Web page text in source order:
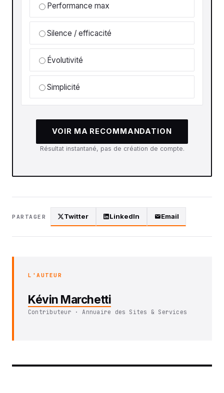
Performance max
Silence / efficacité
Évolutivité
Simplicité
VOIR MA RECOMMANDATION
Résultat instantané, pas de création de compte.
PARTAGER Twitter LinkedIn Email
L'AUTEUR
Kévin Marchetti
Contributeur · Annuaire des Sites & Services